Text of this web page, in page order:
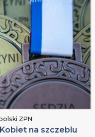
ZPN
na szczeblu